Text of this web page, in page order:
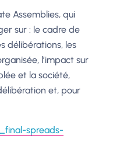
Assemblies, qui
sur : le cadre de
délibérations, les
l’impact sur
et la société,
et, pour
spreads-